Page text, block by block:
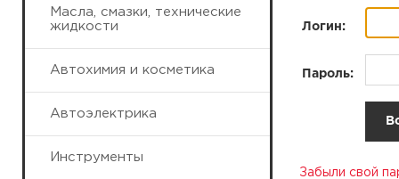
Масла, смазки, технические
жидкости
Автохимия и косметика
Автоэлектрика
Инструменты
Логин:
Пароль:
Забыли свой